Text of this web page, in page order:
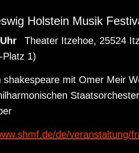
Holstein Musik
Theater Itzehoe, 25524
Platz 1)
shakespeare mit Omer Meir
de/veranstaltung/